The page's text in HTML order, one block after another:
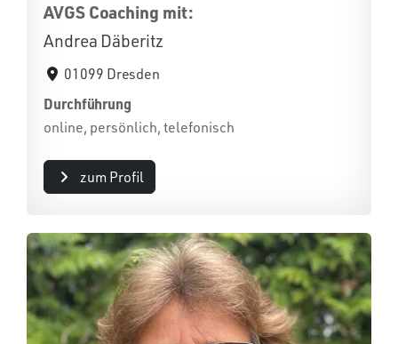
AVGS Coaching mit:
Andrea Däberitz
01099 Dresden
Durchführung
online, persönlich, telefonisch
zum Profil